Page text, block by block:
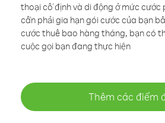
thoại cố định và di động ở mức cước
cần phải gia hạn gói cước của bạn
cước thuê bao hàng tháng, bạn có
cuộc gọi bạn đang thực hiện
Thêm các điểm